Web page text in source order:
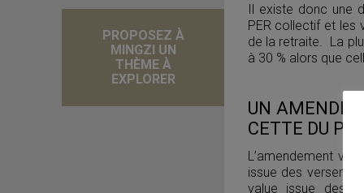
Il existe donc une
PER collectif et les
de la retraite. La
à 30 % alors que
UN
CETTE DU
L’amendement
issue des
value issue des
PROPOSEZ À
MINGZI UN
THÈME À
EXPLORER